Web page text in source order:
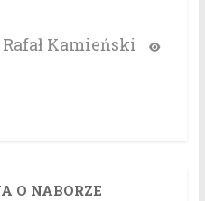
Rafał Kamieński
O NABORZE